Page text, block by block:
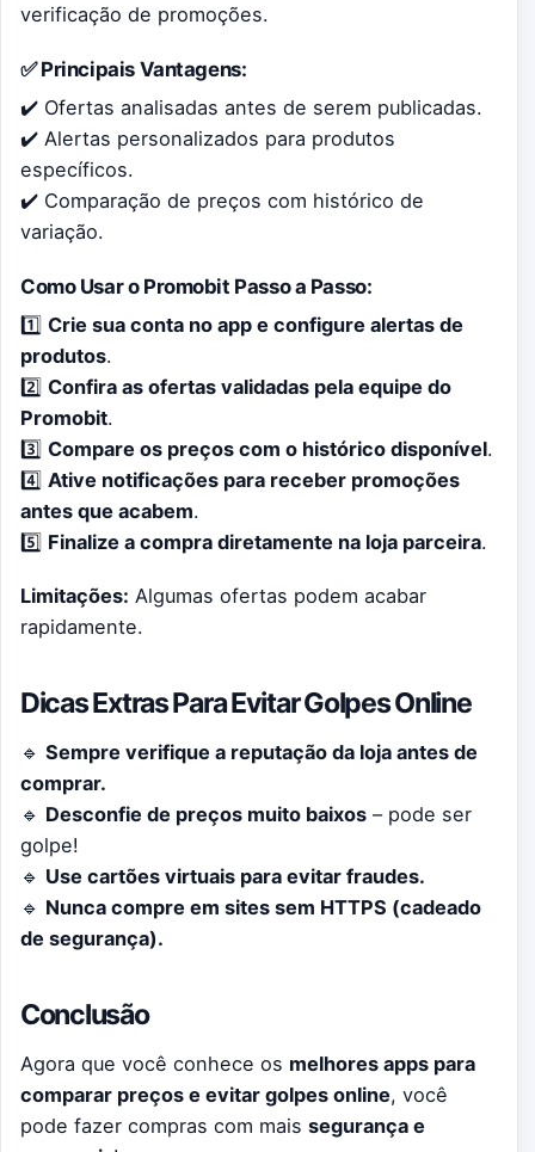
verificação de promoções.
✅ Principais Vantagens:
✔️ Ofertas analisadas antes de serem publicadas.
✔️ Alertas personalizados para produtos
específicos.
✔️ Comparação de preços com histórico de
variação.
Como Usar o Promobit Passo a Passo:
1️⃣ Crie sua conta no app e configure alertas de
produtos.
2️⃣ Confira as ofertas validadas pela equipe do
Promobit.
3️⃣ Compare os preços com o histórico disponível.
4️⃣ Ative notificações para receber promoções
antes que acabem.
5️⃣ Finalize a compra diretamente na loja parceira.
Limitações: Algumas ofertas podem acabar
rapidamente.
Dicas Extras Para Evitar Golpes Online
🔹 Sempre verifique a reputação da loja antes de
comprar.
🔹 Desconfie de preços muito baixos – pode ser
golpe!
🔹 Use cartões virtuais para evitar fraudes.
🔹 Nunca compre em sites sem HTTPS (cadeado
de segurança).
Conclusão
Agora que você conhece os melhores apps para
comparar preços e evitar golpes online, você
pode fazer compras com mais segurança e